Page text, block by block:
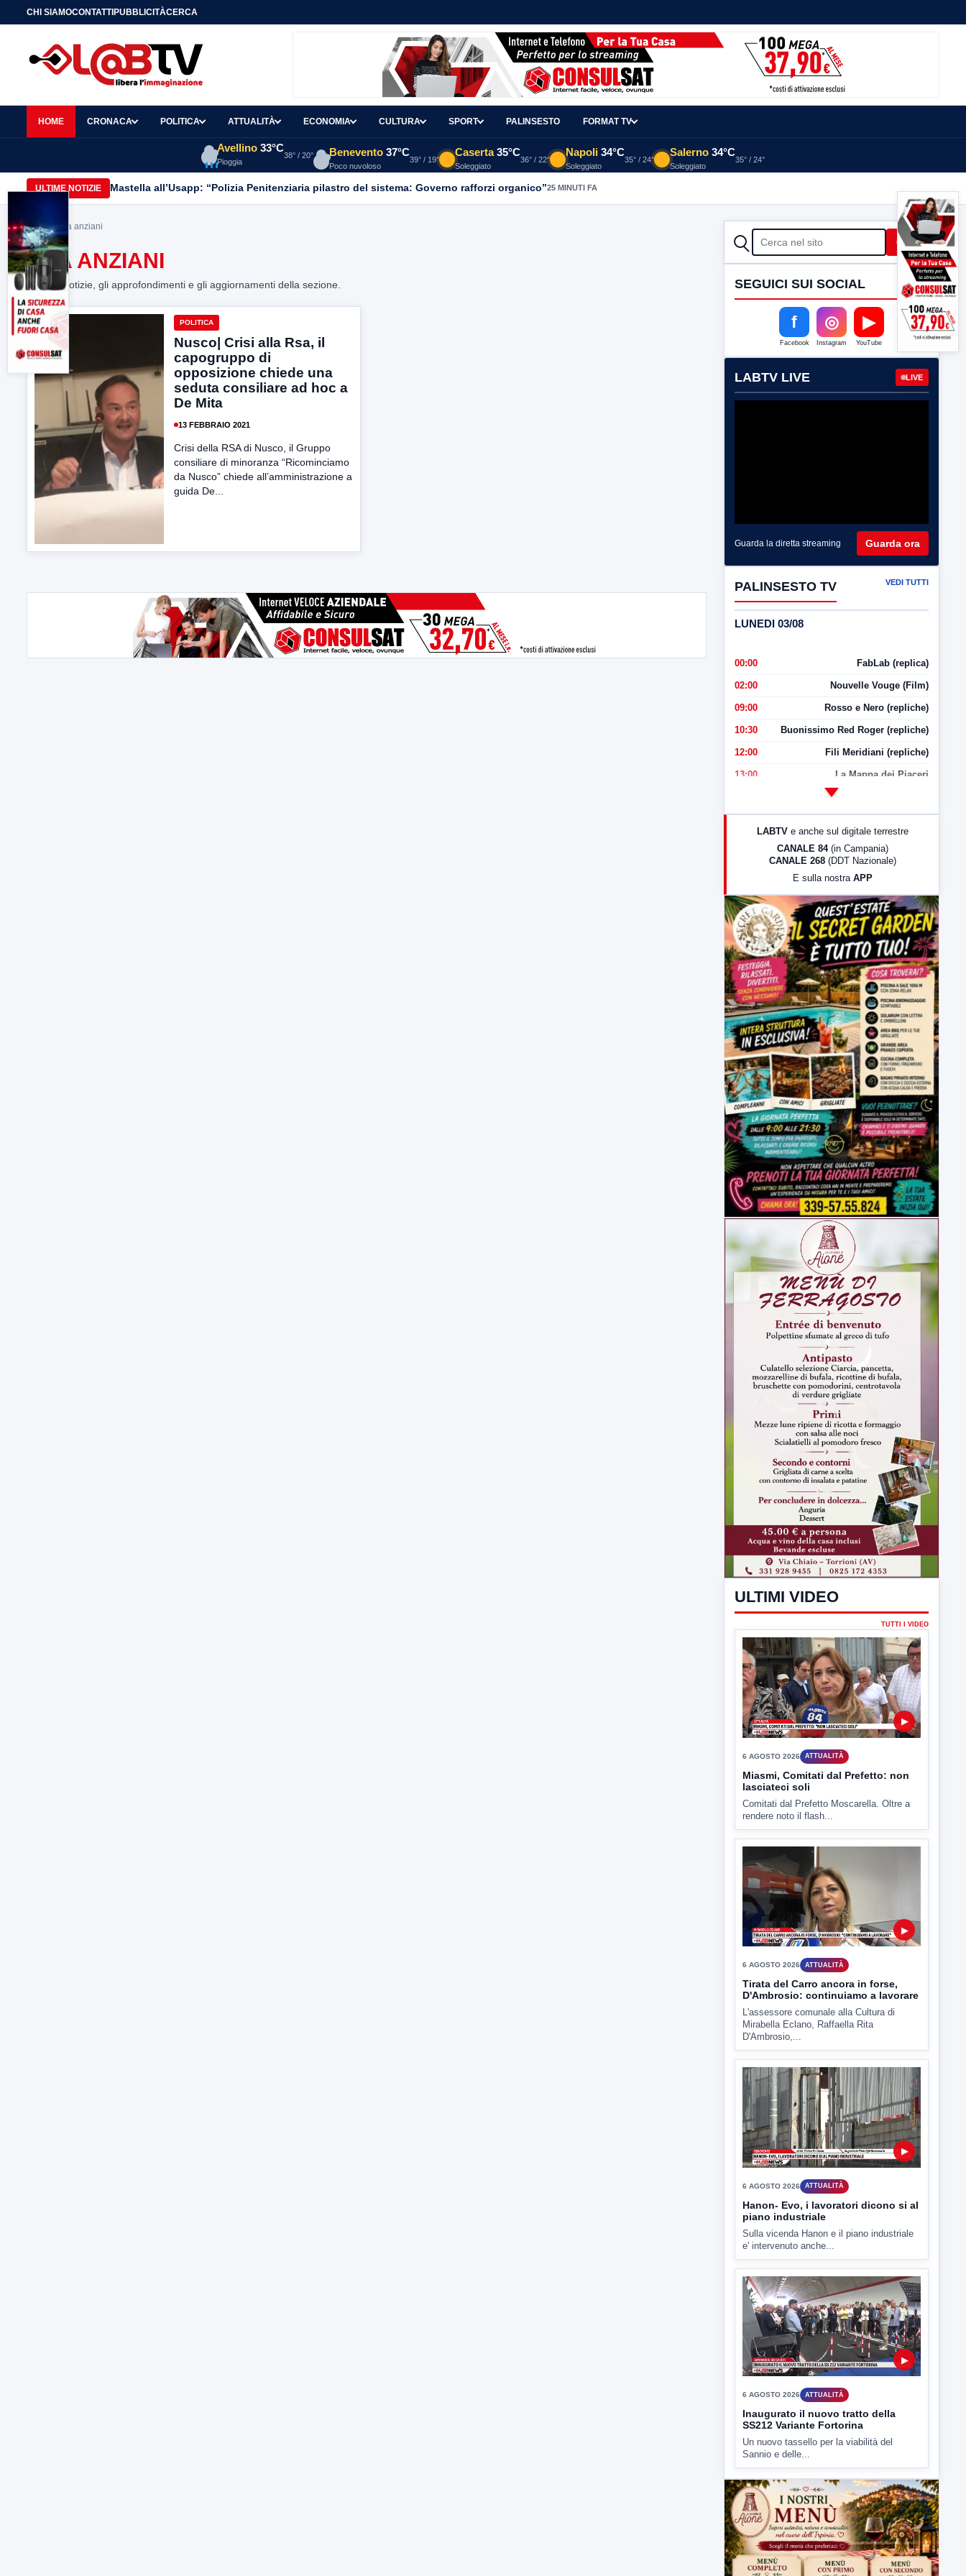
CHI SIAMOCONTATTIPUBBLICITÀCERCA
HOME CRONACA POLITICA ATTUALITÀ ECONOMIA CULTURA SPORT PALINSESTO FORMAT TV
Avellino 33°C
Pioggia
38° / 20° Benevento 37°C
Poco nuvoloso
39° / 19°
Caserta 35°C
Soleggiato
36° / 22°
Napoli 34°C
Soleggiato
35° / 24°
Salerno 34°C
Soleggiato
35° / 24°
ULTIME NOTIZIE Mastella all’Usapp: “Polizia Penitenziaria pilastro del sistema: Governo rafforzi organico”25 MINUTI FA
Home> rsa anziani
RSA ANZIANI
Tutte le notizie, gli approfondimenti e gli aggiornamenti della sezione.
POLITICA
Nusco| Crisi alla Rsa, il
capogruppo di
opposizione chiede una
seduta consiliare ad hoc a
De Mita
13 FEBBRAIO 2021
Crisi della RSA di Nusco, il Gruppo
consiliare di minoranza “Ricominciamo
da Nusco” chiede all’amministrazione a
guida De...
CERCA Cerca
SEGUICI SUI SOCIAL
f
Facebook
◎
Instagram
▶
YouTube
LABTV LIVE LIVE
Guarda la diretta streaming Guarda ora
PALINSESTO TV VEDI TUTTI
LUNEDI 03/08
00:00 FabLab (replica)
02:00 Nouvelle Vouge (Film)
09:00 Rosso e Nero (repliche)
10:30 Buonissimo Red Roger (repliche)
12:00 Fili Meridiani (repliche)
13:00 La Mappa dei Piaceri
LabNews (Diretta)
23:00 LabNews (replica)
LABTV e anche sul digitale terrestre
CANALE 84 (in Campania)
CANALE 268 (DDT Nazionale)
E sulla nostra APP
ULTIMI VIDEO
TUTTI I VIDEO
▶
6 AGOSTO 2026 ATTUALITÀ
Miasmi, Comitati dal Prefetto: non
lasciateci soli
Comitati dal Prefetto Moscarella. Oltre a
rendere noto il flash...
▶
6 AGOSTO 2026 ATTUALITÀ
Tirata del Carro ancora in forse,
L'assessore comunale alla Cultura di
Mirabella Eclano, Raffaella Rita
D'Ambrosio,...
6 AGOSTO 2026 ATTUALITÀ
piano industriale
Sulla vicenda Hanon e il piano industriale
e' intervenuto anche...
▶
6 AGOSTO 2026 ATTUALITÀ
Inaugurato il nuovo tratto della
Un nuovo tassello per la viabilità del
Sannio e delle...